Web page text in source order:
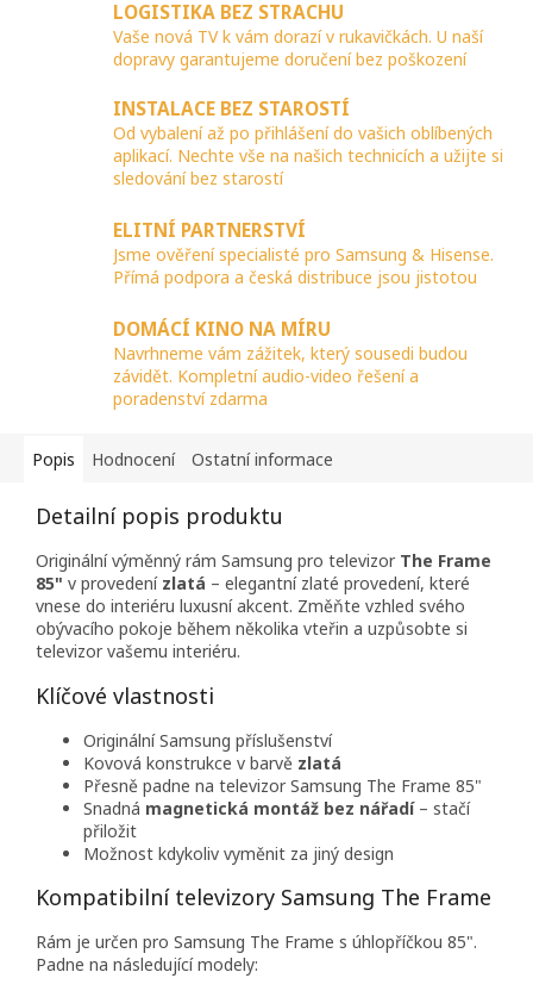
LOGISTIKA BEZ STRACHU
Vaše nová TV k vám dorazí v rukavičkách. U naší
dopravy garantujeme doručení bez poškození
INSTALACE BEZ STAROSTÍ
Od vybalení až po přihlášení do vašich oblíbených
aplikací. Nechte vše na našich technicích a užijte si
sledování bez starostí
ELITNÍ PARTNERSTVÍ
Jsme ověření specialisté pro Samsung & Hisense.
Přímá podpora a česká distribuce jsou jistotou
DOMÁCÍ KINO NA MÍRU
Navrhneme vám zážitek, který sousedi budou
závidět. Kompletní audio-video řešení a
poradenství zdarma
Popis Hodnocení Ostatní informace
Detailní popis produktu
Originální výměnný rám Samsung pro televizor The Frame
85" v provedení zlatá – elegantní zlaté provedení, které
vnese do interiéru luxusní akcent. Změňte vzhled svého
obývacího pokoje během několika vteřin a uzpůsobte si
televizor vašemu interiéru.
Klíčové vlastnosti
Originální Samsung příslušenství
Kovová konstrukce v barvě zlatá
Přesně padne na televizor Samsung The Frame 85"
Snadná magnetická montáž bez nářadí– stačí
přiložit
Možnost kdykoliv vyměnit za jiný design
Kompatibilní televizory Samsung The Frame
Rám je určen pro Samsung The Frame s úhlopříčkou 85".
Padne na následující modely: